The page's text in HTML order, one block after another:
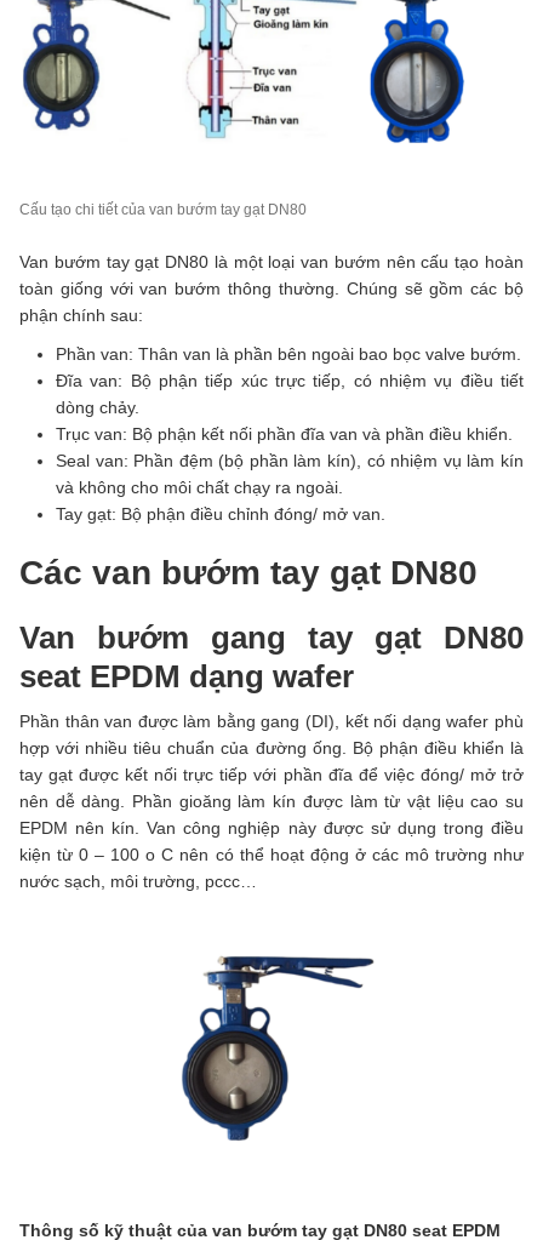
Cấu tạo chi tiết của van bướm tay gạt DN80
Van bướm tay gạt DN80 là một loại van bướm nên cấu tạo hoàn
toàn giống với van bướm thông thường. Chúng sẽ gồm các bộ
phận chính sau:
Phần van: Thân van là phần bên ngoài bao bọc valve bướm.
Đĩa van: Bộ phận tiếp xúc trực tiếp, có nhiệm vụ điều tiết
dòng chảy.
Trục van: Bộ phận kết nối phần đĩa van và phần điều khiển.
Seal van: Phần đệm (bộ phần làm kín), có nhiệm vụ làm kín
và không cho môi chất chạy ra ngoài.
Tay gạt: Bộ phận điều chỉnh đóng/ mở van.
Các van bướm tay gạt DN80
Van bướm gang tay gạt DN80
seat EPDM dạng wafer
Phần thân van được làm bằng gang (DI), kết nối dạng wafer phù
hợp với nhiều tiêu chuẩn của đường ống. Bộ phận điều khiển là
tay gạt được kết nối trực tiếp với phần đĩa để việc đóng/ mở trở
nên dễ dàng. Phần gioăng làm kín được làm từ vật liệu cao su
EPDM nên kín. Van công nghiệp này được sử dụng trong điều
kiện từ 0 – 100 o C nên có thể hoạt động ở các mô trường như
nước sạch, môi trường, pccc…
Thông số kỹ thuật của van bướm tay gạt DN80 seat EPDM